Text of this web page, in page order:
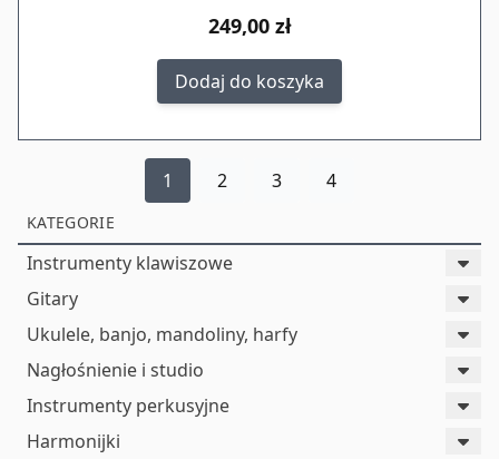
KATEGORIE
Instrumenty klawiszowe
Gitary
Ukulele, banjo, mandoliny, harfy
Nagłośnienie i studio
Instrumenty perkusyjne
Harmonijki
249,00 zł
Dodaj do koszyka
1 2 3 4